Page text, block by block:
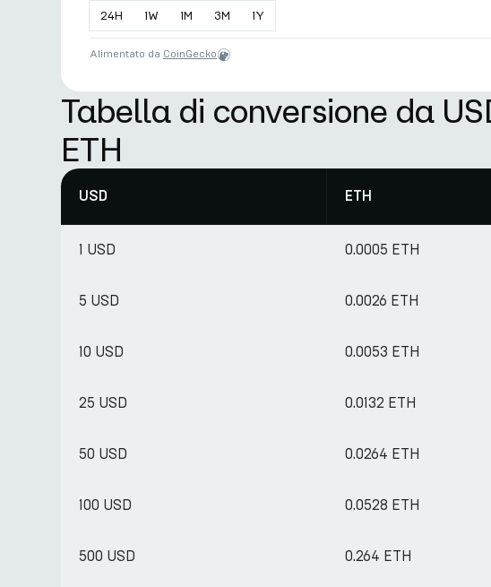
24H 1W 1M 3M 1Y
Alimentato da CoinGecko
Tabella di conversione da
ETH
USD ETH
1 USD 0.0005 ETH
5 USD 0.0026 ETH
10 USD 0.0053 ETH
25 USD 0.0132 ETH
50 USD 0.0264 ETH
100 USD 0.0528 ETH
500 USD 0.264 ETH